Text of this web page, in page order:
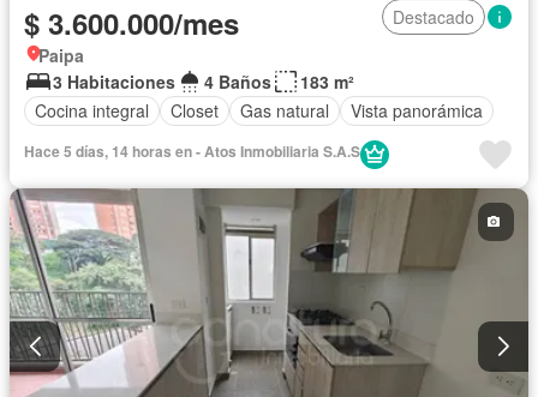
$ 3.600.000/mes
Destacado
Paipa
3 Habitaciones
4 Baños
183 m²
Cocina integral
Closet Gas natural Vista panorámica
Hace 5 días, 14 horas en - Atos Inmobiliaria S.A.S